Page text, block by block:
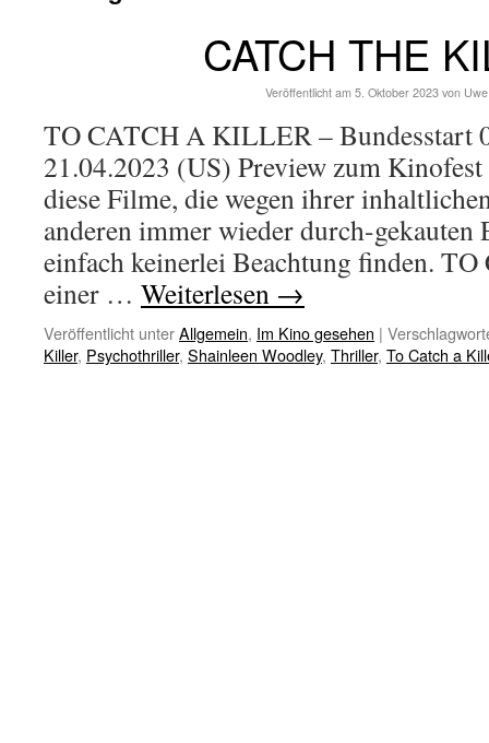
CATCH THE
Veröffentlicht am 5. Oktober 2023 von
TO CATCH A KILLER – Bundesstart
21.04.2023 (US) Preview zum
diese Filme, die wegen ihrer
anderen immer wieder durch-gekauten
einfach keinerlei Beachtung finden.
einer … Weiterlesen →
Veröffentlicht unterAllgemein, Im Kino gesehen |
Killer, Psychothriller, Shainleen Woodley, Thriller, To Catch a